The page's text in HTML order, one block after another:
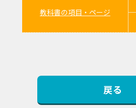
教科書の項目・ページ
戻る